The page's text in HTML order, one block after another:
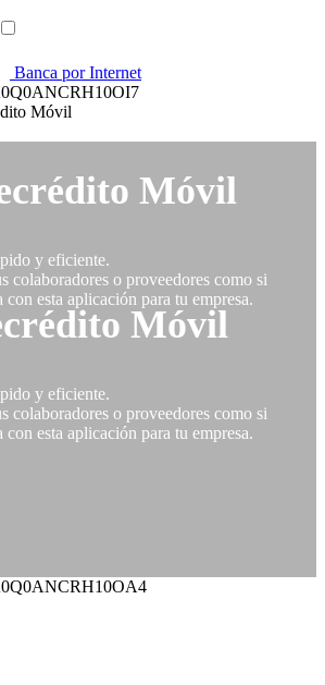
Banca por Internet
Móvil
Móvil
y eficiente.
colaboradores o proveedores como si
esta aplicación para tu empresa.
Móvil
y eficiente.
colaboradores o proveedores como si
esta aplicación para tu empresa.